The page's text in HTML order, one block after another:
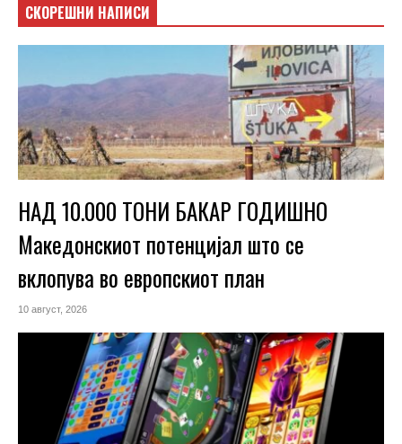
СКОРЕШНИ НАПИСИ
НАД 10.000 ТОНИ БАКАР ГОДИШНО
Македонскиот потенцијал што се
вклопува во европскиот план
10 август, 2026